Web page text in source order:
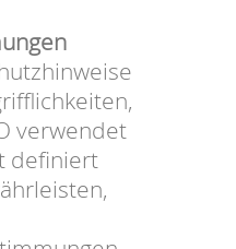
verwendet
definiert